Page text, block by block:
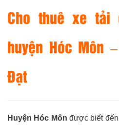
Cho thuê xe tải
huyện Hóc Môn
Đạt
Huyện Hóc Môn được biết